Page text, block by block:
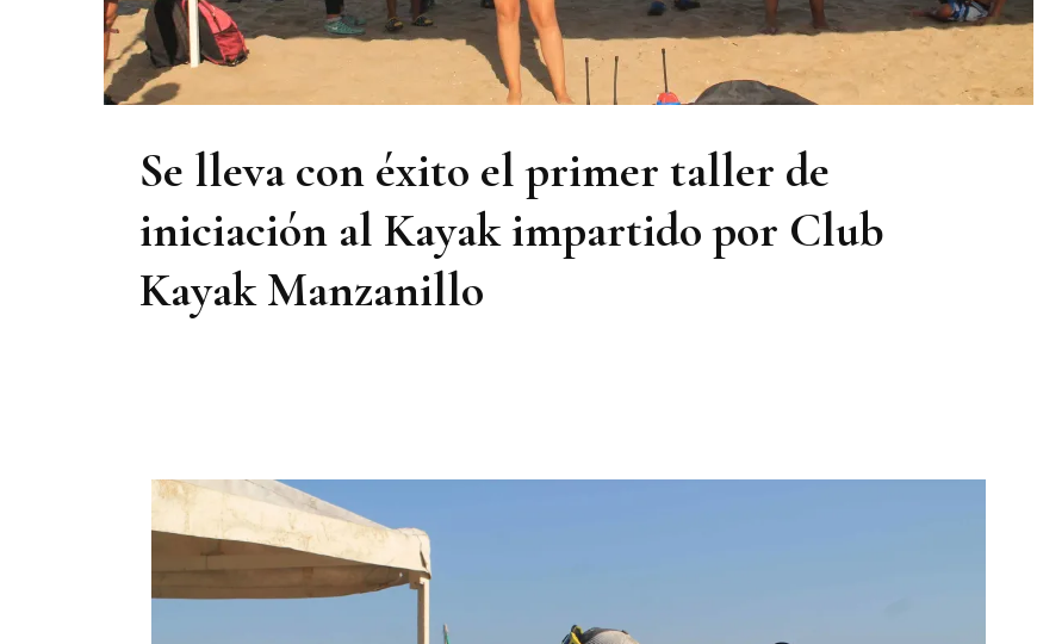
Se lleva con éxito el primer taller de
iniciación al Kayak impartido por Club
Kayak Manzanillo